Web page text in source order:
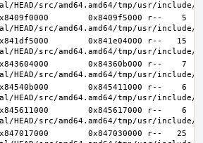
0x8409f5000 r--    5
0x841e04000 r--   15
0x84360b000 r--    7
0x845411000 r--    6
0x845617000 r--    6
0x847030000 r--   25